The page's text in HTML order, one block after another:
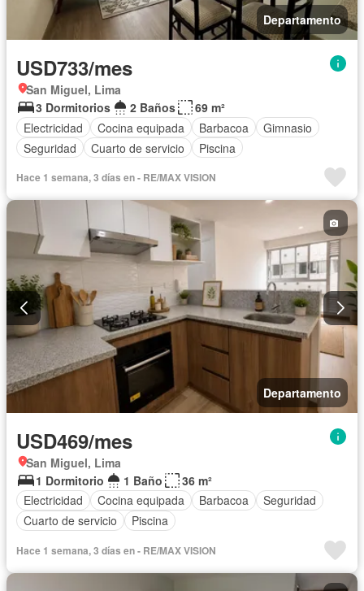
Departamento
USD733/mes
San Miguel, Lima
3 Dormitorios
2 Baños
69 m²
Electricidad
Cocina equipada Barbacoa
Gimnasio
Seguridad
Cuarto de servicio Piscina
Hace 1 semana, 3 días en - RE/MAX VISION
Departamento
USD469/mes
San Miguel, Lima
1 Dormitorio
1 Baño
36 m²
Electricidad
Cocina equipada Barbacoa
Seguridad
Cuarto de servicio
Piscina
Hace 1 semana, 3 días en - RE/MAX VISION